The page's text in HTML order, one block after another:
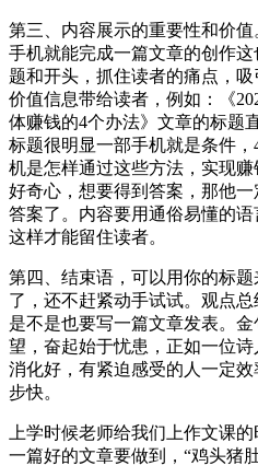
第三、内容展示的重要性和价
手机就能完成一篇文章的创作
题和开头，抓住读者的痛点，
价值信息带给读者，例如：《
体赚钱的4个办法》文章的标题
标题很明显一部手机就是条件
机是怎样通过这些方法，实现
好奇心，想要得到答案，那他
答案了。内容要用通俗易懂的语
这样才能留住读者。
第四、结束语，可以用你的标
了，还不赶紧动手试试。观点
是不是也要写一篇文章发表。
望，奋起始于忧患，正如一位
消化好，有紧迫感受的人一定
步快。
上学时候老师给我们上作文课
一篇好的文章要做到，“鸡头猪